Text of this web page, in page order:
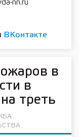
nn.ru
ВКонтакте
в
в
треть